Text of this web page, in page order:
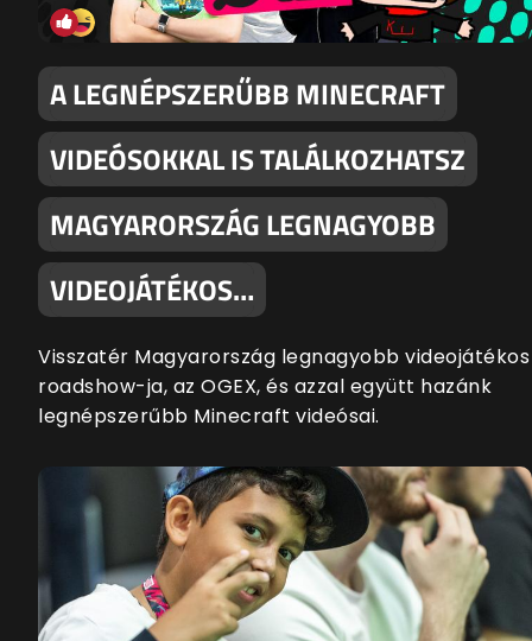
A LEGNÉPSZERŰBB MINECRAFT
VIDEÓSOKKAL IS TALÁLKOZHATSZ
MAGYARORSZÁG LEGNAGYOBB
VIDEOJÁTÉKOS…
Visszatér Magyarország legnagyobb videojátékos
roadshow-ja, az OGEX, és azzal együtt hazánk
legnépszerűbb Minecraft videósai.